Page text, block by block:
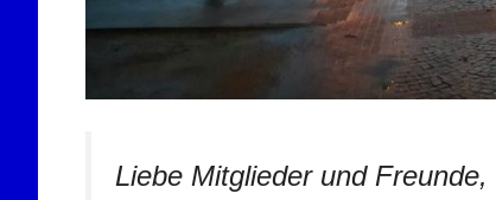
Liebe Mitglieder und Freunde,